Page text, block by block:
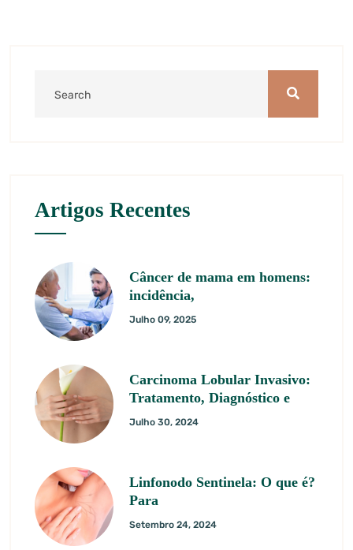
Artigos Recentes
Câncer de mama em homens:
incidência,
Julho 09, 2025
Carcinoma Lobular Invasivo:
Tratamento, Diagnóstico e
Julho 30, 2024
Linfonodo Sentinela: O que é?
Para
Setembro 24, 2024